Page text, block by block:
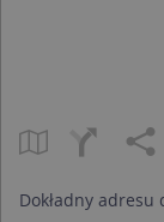
Dokładny adresu